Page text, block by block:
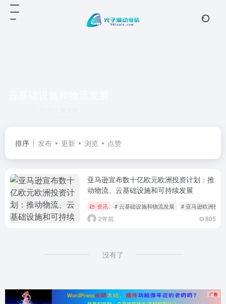
排序 发布 更新 浏览 点赞
亚马逊宣布数十亿欧元欧洲投资计划：推
动物流、云基础设施和可持续发展
资讯 # 云基础设施和物流发展 # 亚马逊欧洲投资
2年前 805
没有了